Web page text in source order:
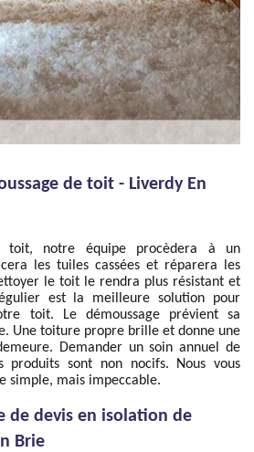
de toit - Liverdy En
toit, notre équipe procèdera à un
les tuiles cassées et réparera les
le toit le rendra plus résistant et
est la meilleure solution pour
toit. Le démoussage prévient sa
Une toiture propre brille et donne une
Demander un soin annuel de
produits sont non nocifs. Nous vous
simple, mais impeccable.
de devis en isolation de
Brie